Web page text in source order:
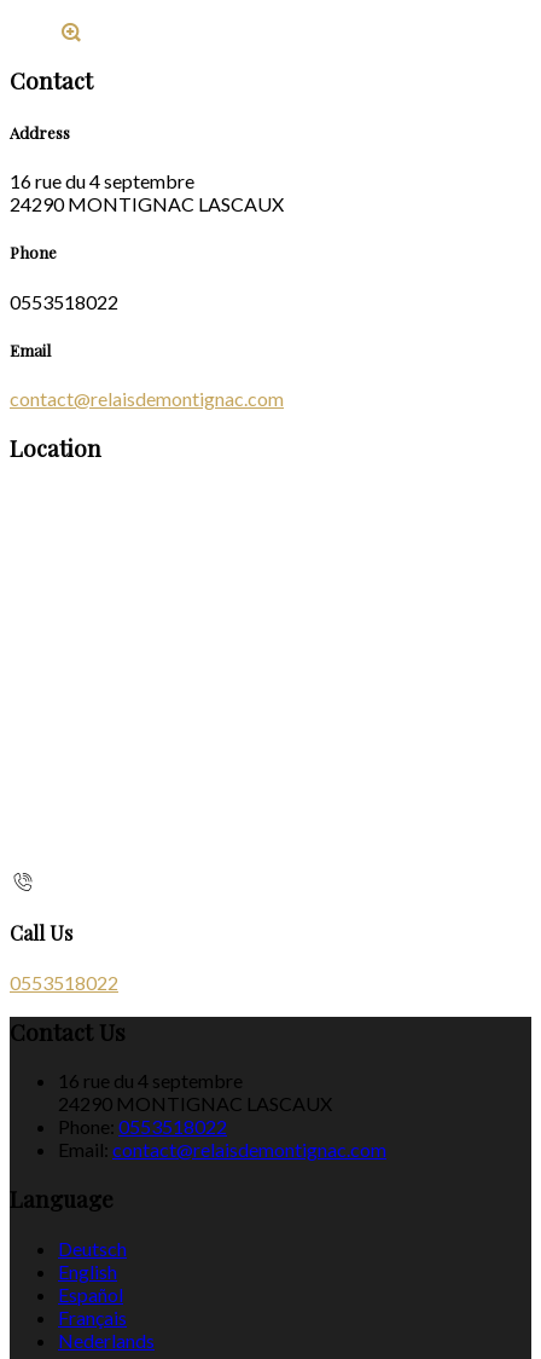
Contact
Address
16 rue du 4 septembre
24290 MONTIGNAC LASCAUX
Phone
0553518022
Email
contact@relaisdemontignac.com
Location
Call Us
0553518022
Contact Us
16 rue du 4 septembre
24290 MONTIGNAC LASCAUX
Phone: 0553518022
Email: contact@relaisdemontignac.com
Language
Deutsch
English
Español
Français
Nederlands